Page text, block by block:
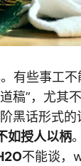
有些事工
稿”，尤其
黑话形式的
如授人以柄
不能谈，